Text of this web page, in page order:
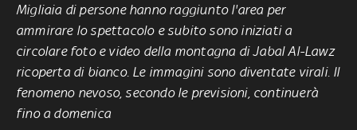
Migliaia di persone hanno raggiunto l'area per
ammirare lo spettacolo e subito sono iniziati a
circolare foto e video della montagna di Jabal Al-Lawz
ricoperta di bianco. Le immagini sono diventate virali. Il
fenomeno nevoso, secondo le previsioni, continuerà
fino a domenica